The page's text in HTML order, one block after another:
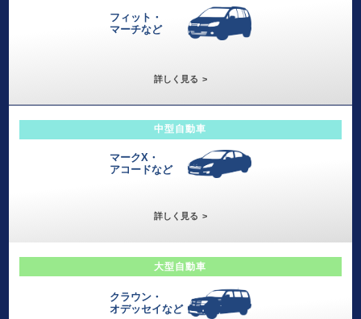
フィット・
マーチなど
詳しく見る
中型自動車
マークX・
アコードなど
詳しく見る
大型自動車
クラウン・
オデッセイなど